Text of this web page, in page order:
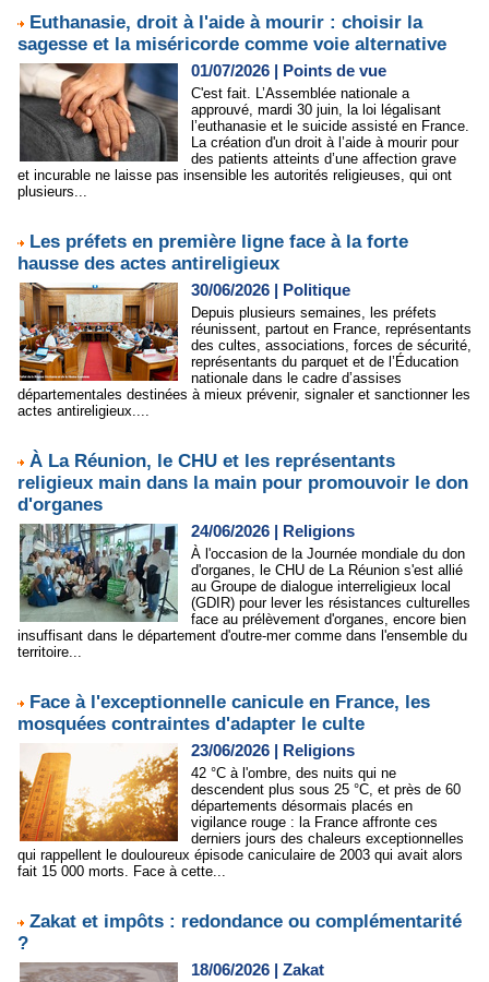
Euthanasie, droit à l'aide à mourir : choisir la
sagesse et la miséricorde comme voie alternative
01/07/2026 | Points de vue
C'est fait. L’Assemblée nationale a
approuvé, mardi 30 juin, la loi légalisant
l’euthanasie et le suicide assisté en France.
La création d'un droit à l’aide à mourir pour
des patients atteints d’une affection grave
et incurable ne laisse pas insensible les autorités religieuses, qui ont
plusieurs...
Les préfets en première ligne face à la forte
hausse des actes antireligieux
30/06/2026 | Politique
Depuis plusieurs semaines, les préfets
réunissent, partout en France, représentants
des cultes, associations, forces de sécurité,
représentants du parquet et de l’Éducation
nationale dans le cadre d’assises
départementales destinées à mieux prévenir, signaler et sanctionner les
actes antireligieux....
À La Réunion, le CHU et les représentants
religieux main dans la main pour promouvoir le don
d'organes
24/06/2026 | Religions
À l'occasion de la Journée mondiale du don
d'organes, le CHU de La Réunion s'est allié
au Groupe de dialogue interreligieux local
(GDIR) pour lever les résistances culturelles
face au prélèvement d'organes, encore bien
insuffisant dans le département d'outre-mer comme dans l'ensemble du
territoire...
Face à l'exceptionnelle canicule en France, les
mosquées contraintes d'adapter le culte
23/06/2026 | Religions
42 °C à l'ombre, des nuits qui ne
descendent plus sous 25 °C, et près de 60
départements désormais placés en
vigilance rouge : la France affronte ces
derniers jours des chaleurs exceptionnelles
qui rappellent le douloureux épisode caniculaire de 2003 qui avait alors
fait 15 000 morts. Face à cette...
Zakat et impôts : redondance ou complémentarité
?
18/06/2026 | Zakat